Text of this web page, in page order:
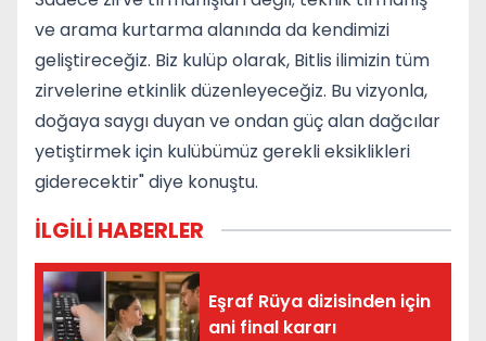
ve arama kurtarma alanında da kendimizi
geliştireceğiz. Biz kulüp olarak, Bitlis ilimizin tüm
zirvelerine etkinlik düzenleyeceğiz. Bu vizyonla,
doğaya saygı duyan ve ondan güç alan dağcılar
yetiştirmek için kulübümüz gerekli eksiklikleri
giderecektir" diye konuştu.
İLGİLİ HABERLER
Eşraf Rüya dizisinden için
ani final kararı